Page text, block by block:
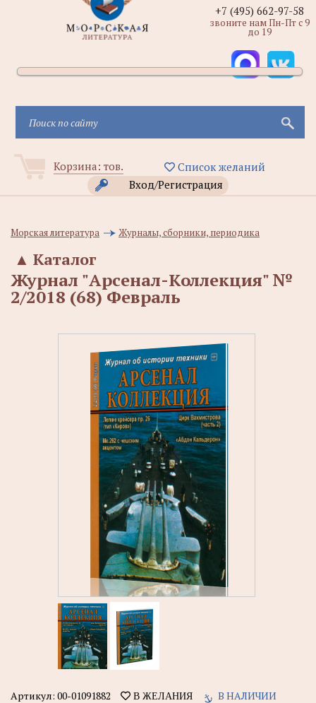
Корзина: тов.
Список желаний
Вход/Регистрация
+7 (495) 662-97-58
звоните нам Пн-Пт с 9
до 19
Морская литература Журналы, сборники, периодика
Каталог
▲
Журнал "Арсенал-Коллекция" №
2/2018 (68) Февраль
Артикул: 00-01091882 В ЖЕЛАНИЯ В НАЛИЧИИ